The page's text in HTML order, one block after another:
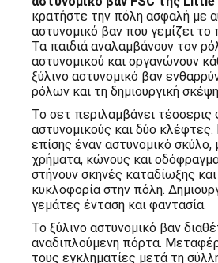
κρατήστε την πόλη ασφαλή με
αστυνομικό βαν που γεμίζει το
Τα παιδιά αναλαμβάνουν τον
αστυνομικού και οργανώνουν
ξύλινο αστυνομικό βαν
ρόλων και τη δημιουργική
Το σετ περιλαμβάνει τέσσερις
αστυνομικούς και δύο κλέφτες.
επίσης έναν αστυνομικό σκύλο,
χρήματα, κώνους και
στήνουν σκηνές καταδίωξης
κυκλοφορία στην πόλη.
γεμάτες ένταση και φαντασία.
Το ξύλινο αστυνομικό βαν
αναδιπλούμενη πόρτα.
τους εγκληματίες μετά τη